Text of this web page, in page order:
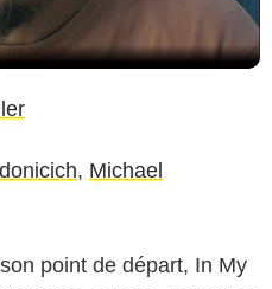
, Michael
point de départ, In My